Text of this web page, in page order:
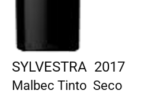
SYLVESTRA 2017
Malbec Tinto Seco